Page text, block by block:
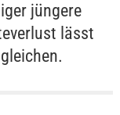
jüngere
lässt